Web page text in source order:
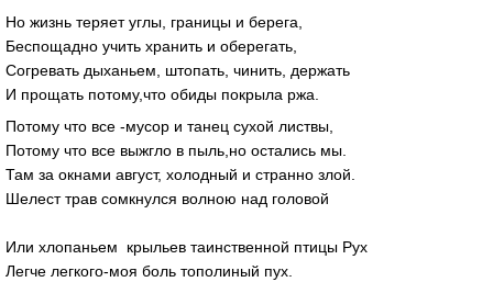
Но жизнь теряет углы, границы и берега,
Беспощадно учить хранить и оберегать,
Согревать дыханьем, штопать, чинить, держать
И прощать потому,что обиды покрыла ржа.
Потому что все -мусор и танец сухой листвы,
Потому что все выжгло в пыль,но остались мы.
Там за окнами август, холодный и странно злой.
Шелест трав сомкнулся волною над головой
Или хлопаньем крыльев таинственной птицы Рух
Легче легкого-моя боль тополиный пух.